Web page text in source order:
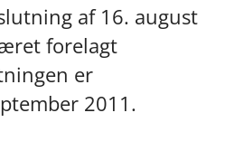
af 16. august
forelagt
er
2011.